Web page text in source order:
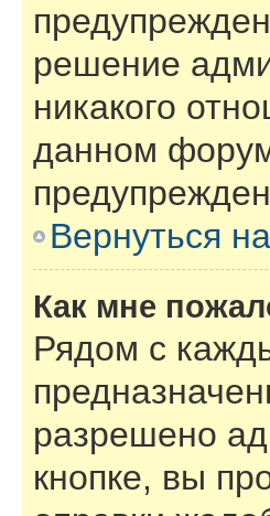
решение
никакого
данном
Вернуться
Как мне
Рядом с
разрешено
кнопке, вы